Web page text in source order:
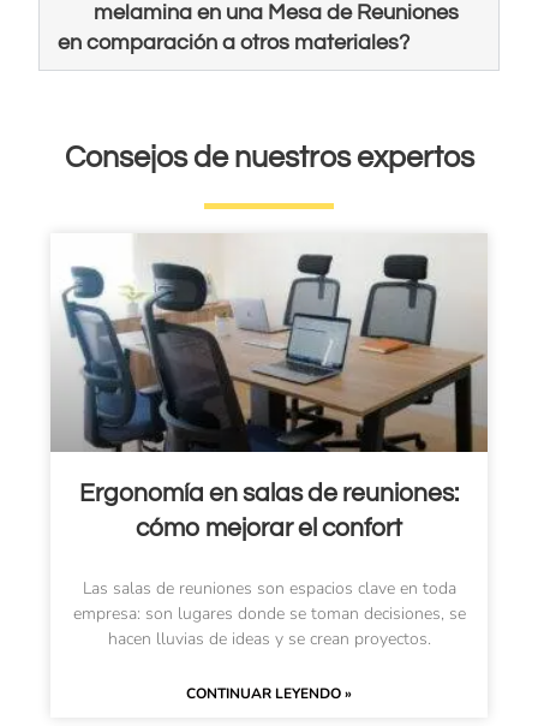
melamina en una Mesa de Reuniones
en comparación a otros materiales?
Consejos de nuestros expertos
Ergonomía en salas de reuniones:
cómo mejorar el confort
Las salas de reuniones son espacios clave en toda
empresa: son lugares donde se toman decisiones, se
hacen lluvias de ideas y se crean proyectos.
CONTINUAR LEYENDO »